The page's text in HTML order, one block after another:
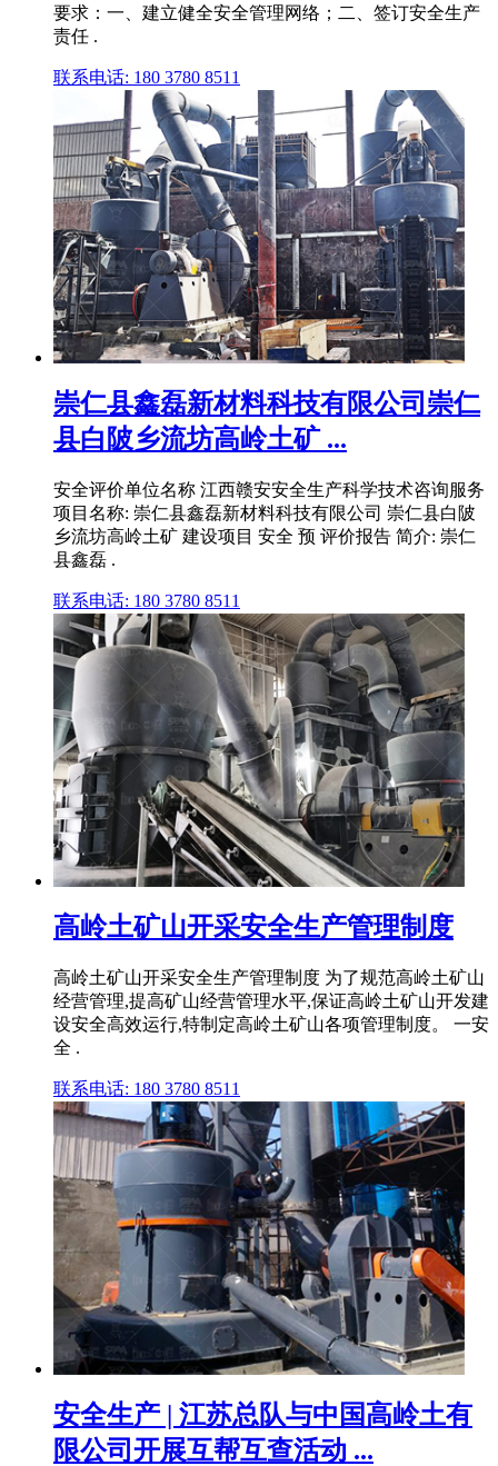
要求：一、建立健全安全管理网络；二、签订安全生产
责任 .
联系电话: 180 3780 8511
崇仁县鑫磊新材料科技有限公司崇仁
县白陂乡流坊高岭土矿 ...
安全评价单位名称 江西赣安安全生产科学技术咨询服务
项目名称: 崇仁县鑫磊新材料科技有限公司 崇仁县白陂
乡流坊高岭土矿 建设项目 安全 预 评价报告 简介: 崇仁
县鑫磊 .
联系电话: 180 3780 8511
高岭土矿山开采安全生产管理制度
高岭土矿山开采安全生产管理制度 为了规范高岭土矿山
经营管理,提高矿山经营管理水平,保证高岭土矿山开发建
设安全高效运行,特制定高岭土矿山各项管理制度。 一安
全 .
联系电话: 180 3780 8511
安全生产 | 江苏总队与中国高岭土有
限公司开展互帮互查活动 ...